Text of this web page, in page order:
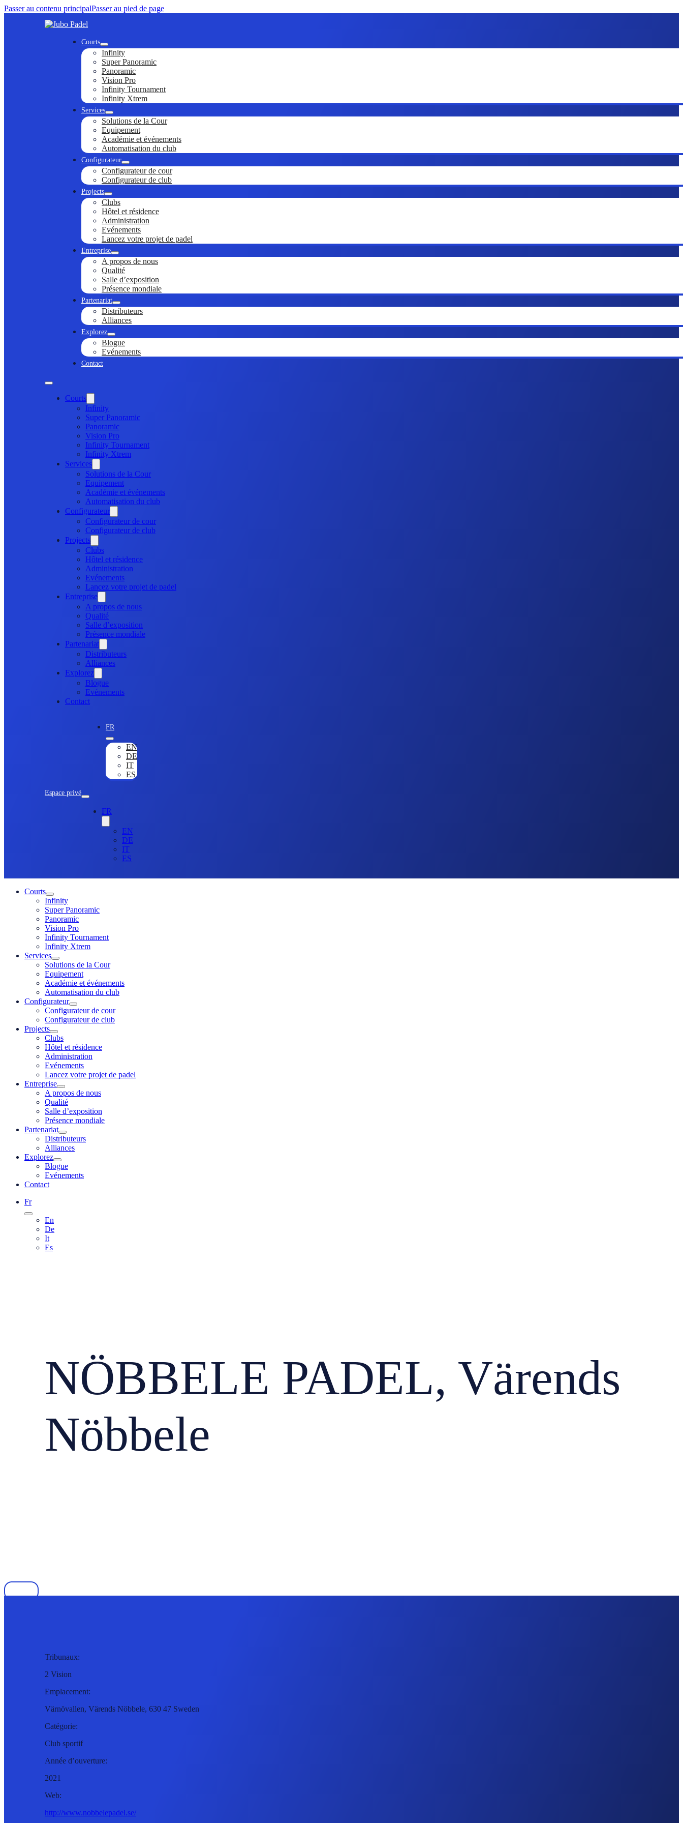
Passer au contenu principalPasser au pied de page
Courts
Infinity
Super Panoramic
Panoramic
Vision Pro
Infinity Tournament
Infinity Xtrem
Services
Solutions de la Cour
Equipement
Académie et événements
Automatisation du club
Configurateur
Configurateur de cour
Configurateur de club
Projects
Clubs
Hôtel et résidence
Administration
Evénements
Lancez votre projet de padel
Entreprise
A propos de nous
Qualité
Salle d’exposition
Présence mondiale
Partenariat
Distributeurs
Alliances
Explorez
Blogue
Evénements
Contact
Courts
Infinity
Super Panoramic
Panoramic
Vision Pro
Infinity Tournament
Infinity Xtrem
Services
Solutions de la Cour
Equipement
Académie et événements
Automatisation du club
Configurateur
Configurateur de cour
Configurateur de club
Projects
Clubs
Hôtel et résidence
Administration
Evénements
Lancez votre projet de padel
Entreprise
A propos de nous
Qualité
Salle d’exposition
Présence mondiale
Partenariat
Distributeurs
Alliances
Explorez
Blogue
Evénements
Contact
Espace privé
FR
EN
DE
IT
ES
FR
EN
DE
IT
ES
Courts
Infinity
Super Panoramic
Panoramic
Vision Pro
Infinity Tournament
Infinity Xtrem
Services
Solutions de la Cour
Equipement
Académie et événements
Automatisation du club
Configurateur
Configurateur de cour
Configurateur de club
Projects
Clubs
Hôtel et résidence
Administration
Evénements
Lancez votre projet de padel
Entreprise
A propos de nous
Qualité
Salle d’exposition
Présence mondiale
Partenariat
Distributeurs
Alliances
Explorez
Blogue
Evénements
Contact
Fr
En
De
It
Es
NÖBBELE PADEL, Värends
Nöbbele
Tribunaux:
2 Vision
Emplacement:
Värnövallen, Värends Nöbbele, 630 47 Sweden
Catégorie:
Club sportif
Année d’ouverture:
2021
Web:
http://www.nobbelepadel.se/